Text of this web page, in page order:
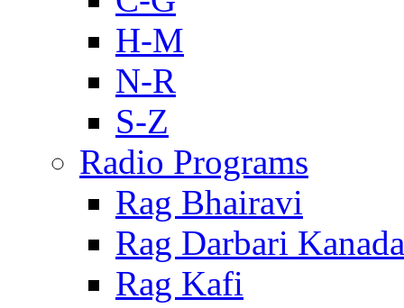
H-M
N-R
S-Z
Radio Programs
Rag Bhairavi
Rag Darbari Kanada
Rag Kafi